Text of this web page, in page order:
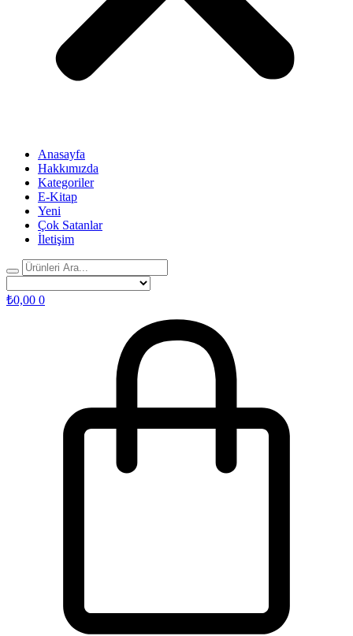
Anasayfa
Hakkımızda
Kategoriler
E-Kitap
Yeni
Çok Satanlar
İletişim
₺0,00 0